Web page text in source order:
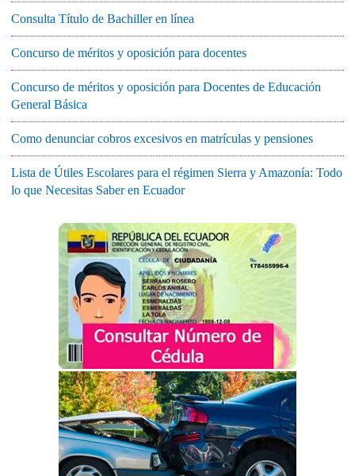
Consulta Título de Bachiller en línea
Concurso de méritos y oposición para docentes
Concurso de méritos y oposición para Docentes de Educación
General Básica
Como denunciar cobros excesivos en matrículas y pensiones
Lista de Útiles Escolares para el régimen Sierra y Amazonía: Todo
lo que Necesitas Saber en Ecuador